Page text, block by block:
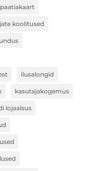
koolitused
ilusalongid
kasutajakogemus
lojaalsus